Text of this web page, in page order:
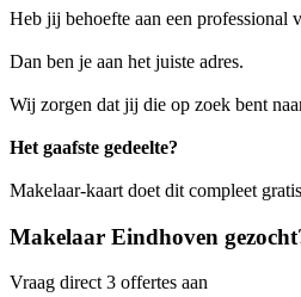
Heb jij behoefte aan een
Dan ben je aan het juiste adres.
Wij zorgen dat jij die op zoek bent
Het gaafste gedeelte?
Makelaar-kaart doet dit compleet
Makelaar Eindhoven
Vraag direct 3 offertes aan